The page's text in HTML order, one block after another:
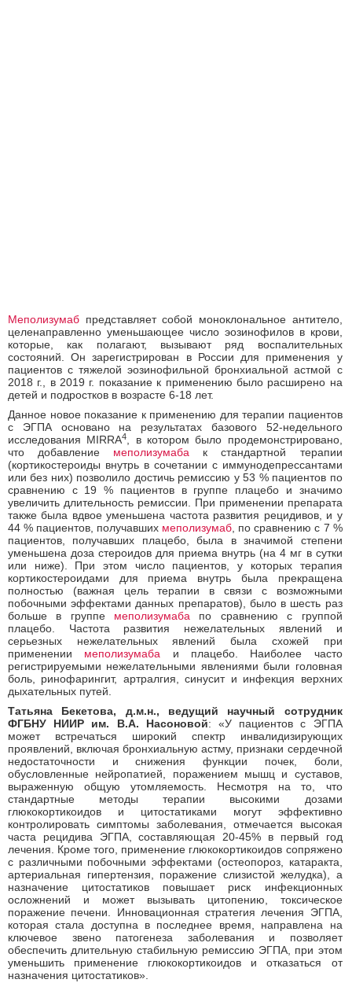
Меполизумаб представляет собой моноклональное антитело,
целенаправленно уменьшающее число эозинофилов в крови,
которые, как полагают, вызывают ряд воспалительных
состояний. Он зарегистрирован в России для применения у
пациентов с тяжелой эозинофильной бронхиальной астмой с
2018 г., в 2019 г. показание к применению было расширено на
детей и подростков в возрасте 6-18 лет.
Данное новое показание к применению для терапии пациентов
с ЭГПА основано на результатах базового 52-недельного
исследования MIRRA4
, в котором было продемонстрировано,
что добавление меполизумаба к стандартной терапии
(кортикостероиды внутрь в сочетании с иммунодепрессантами
или без них) позволило достичь ремиссию у 53 % пациентов по
сравнению с 19 % пациентов в группе плацебо и значимо
увеличить длительность ремиссии. При применении препарата
также была вдвое уменьшена частота развития рецидивов, и у
44 % пациентов, получавших меполизумаб , по сравнению с 7 %
пациентов, получавших плацебо, была в значимой степени
уменьшена доза стероидов для приема внутрь (на 4 мг в сутки
или ниже). При этом число пациентов, у которых терапия
кортикостероидами для приема внутрь была прекращена
полностью (важная цель терапии в связи с возможными
побочными эффектами данных препаратов), было в шесть раз
больше в группе меполизумаба по сравнению с группой
плацебо. Частота развития нежелательных явлений и
серьезных нежелательных явлений была схожей при
применении меполизумаба и плацебо. Наиболее часто
регистрируемыми нежелательными явлениями были головная
боль, ринофарингит, артралгия, синусит и инфекция верхних
дыхательных путей.
Татьяна Бекетова, д.м.н., ведущий научный сотрудник
ФГБНУ НИИР им. В.А. Насоновой: «У пациентов с ЭГПА
может встречаться широкий спектр инвалидизирующих
проявлений, включая бронхиальную астму, признаки сердечной
недостаточности и снижения функции почек, боли,
обусловленные нейропатией, поражением мышц и суставов,
выраженную общую утомляемость. Несмотря на то, что
стандартные методы терапии высокими дозами
глюкокортикоидов и цитостатиками могут эффективно
контролировать симптомы заболевания, отмечается высокая
часта рецидива ЭГПА, составляющая 20-45% в первый год
лечения. Кроме того, применение глюкокортикоидов сопряжено
с различными побочными эффектами (остеопороз, катаракта,
артериальная гипертензия, поражение слизистой желудка), а
назначение цитостатиков повышает риск инфекционных
осложнений и может вызывать цитопению, токсическое
поражение печени. Инновационная стратегия лечения ЭГПА,
которая стала доступна в последнее время, направлена на
ключевое звено патогенеза заболевания и позволяет
обеспечить длительную стабильную ремиссию ЭГПА, при этом
уменьшить применение глюкокортикоидов и отказаться от
назначения цитостатиков».